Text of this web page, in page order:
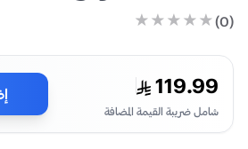
(
0
)
119.99
شامل ضريبة القيمة المضافة